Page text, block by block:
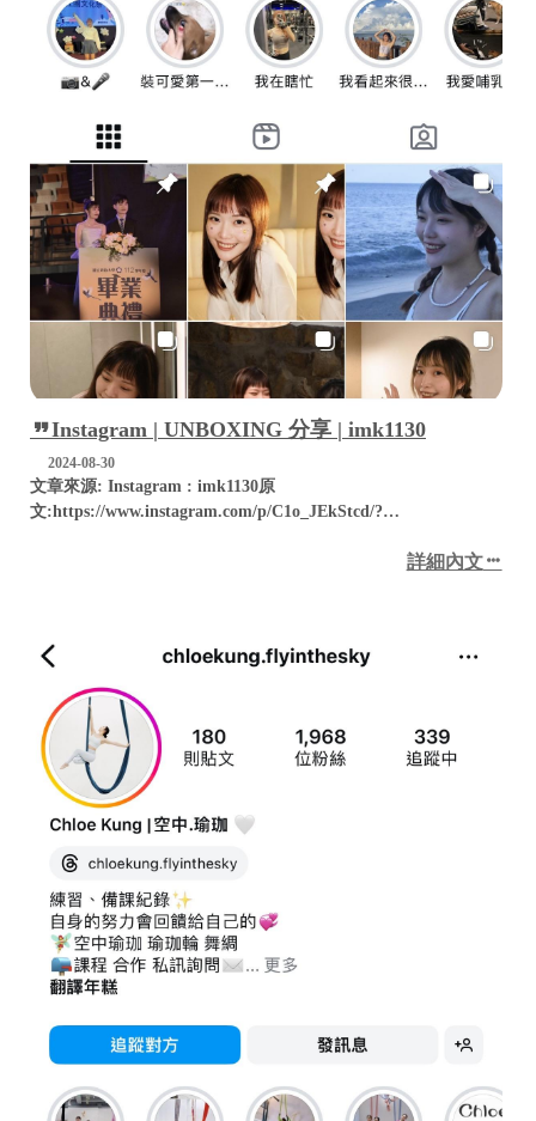
Instagram | UNBOXING 分享 | imk1130
2024-08-30
文章來源: Instagram : imk1130原
文:https://www.instagram.com/p/C1o_JEkStcd/?
詳細內文